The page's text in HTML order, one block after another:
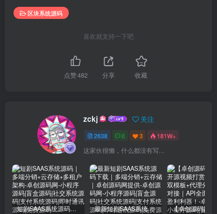
区块系统源码
喜欢就支持一下吧
点赞482 分享 收藏
zckj 关注
2638 0 3 181W+
这家伙很懒，什么都没有写...
短剧SAAS系统源码｜多端分销+云存储+多租户架构 最新短剧SAAS系统源码下载｜多端分销+云存储｜卓创源码网提供